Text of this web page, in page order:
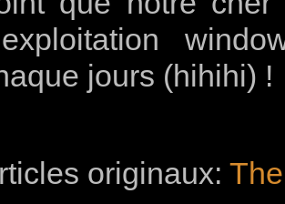
jours (hihihi) !
originaux: